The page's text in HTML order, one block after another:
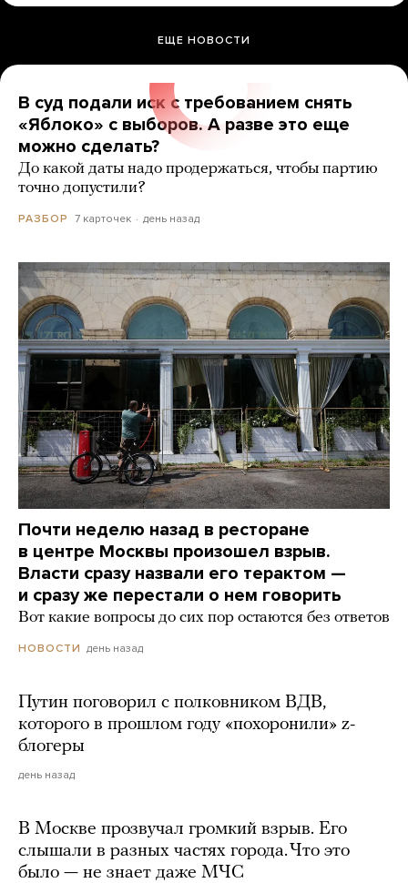
ЕЩЕ НОВОСТИ
В суд подали иск с требованием снять
«Яблоко» с выборов. А разве это еще
можно сделать?
До какой даты надо продержаться, чтобы партию
точно допустили?
РАЗБОР 7 карточек день назад
Почти неделю назад в ресторане
в центре Москвы произошел взрыв.
Власти сразу назвали его терактом —
и сразу же перестали о нем говорить
Вот какие вопросы до сих пор остаются без ответов
НОВОСТИ день назад
Путин поговорил с полковником ВДВ,
которого в прошлом году «похоронили» z-
блогеры
день назад
В Москве прозвучал громкий взрыв. Его
слышали в разных частях города. Что это
было — не знает даже МЧС